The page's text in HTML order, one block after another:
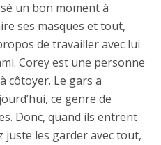
un bon moment à
ses masques et tout,
de travailler avec lui
Corey est une personne
côtoyer. Le gars a
ce genre de
Donc, quand ils entrent
juste les garder avec tout,